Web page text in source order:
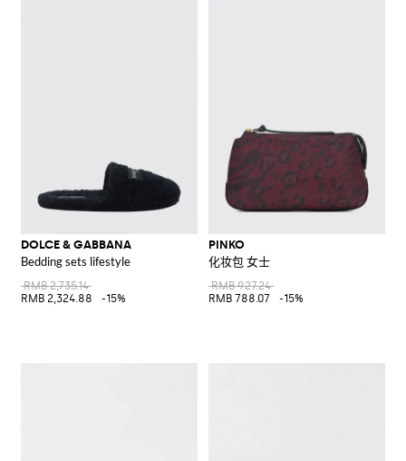
DOLCE & GABBANA
Bedding sets lifestyle
RMB 2,735.14
RMB 2,324.88
-15%
PINKO
化妆包 女士
RMB 927.24
RMB 788.07
-15%